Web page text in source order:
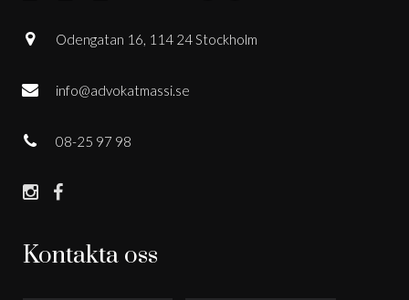
Kontakta oss
Odengatan 16, 114 24 Stockholm
info@advokatmassi.se
08-25 97 98